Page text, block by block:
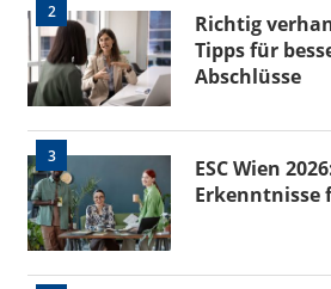
2
Richtig
Tipps für
Abschlüsse
3
ESC Wien
Erkenntnisse